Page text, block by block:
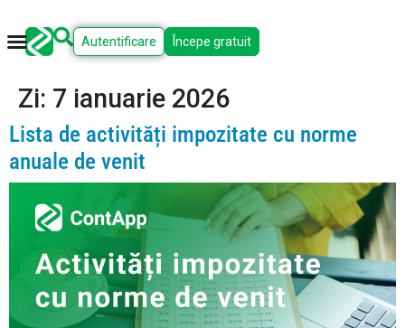
Autentificare Începe gratuit
Zi: 7 ianuarie 2026
Lista de activități impozitate cu norme
anuale de venit